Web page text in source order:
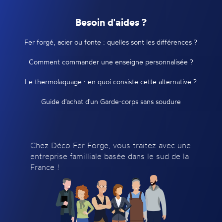
Besoin d'aides ?
Fer forgé, acier ou fonte : quelles sont les différences ?
Comment commander une enseigne personnalisée ?
Le thermolaquage : en quoi consiste cette alternative ?
Guide d'achat d'un Garde-corps sans soudure
Chez Déco Fer Forge, vous traitez avec une
entreprise familliale basée dans le sud de la
France !